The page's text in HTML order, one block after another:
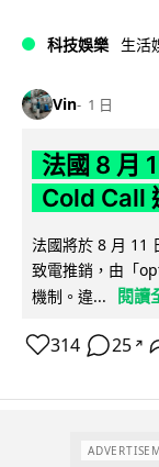
科技娛樂 生活
Vin 1 日
法國 8 月
Cold Call
法國將於 8 月 11
致電推銷，由「
機制。違...
閱讀
314 25 ↗